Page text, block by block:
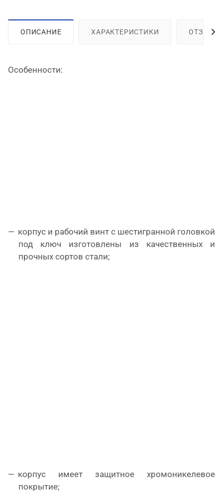
ОПИСАНИЕ ХАРАКТЕРИСТИКИ ОТЗЫВЫ
Особенности:
корпус и рабочий винт с шестигранной головкой
под ключ изготовлены из качественных и
прочных сортов стали;
корпус имеет защитное хромоникелевое
покрытие;